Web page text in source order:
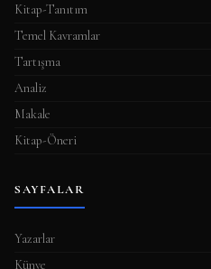
Kitap-Tanıtım
Temel Kavramlar
Tartışma
Analiz
Makale
Kitap-Öneri
SAYFALAR
Yazarlar
Künye